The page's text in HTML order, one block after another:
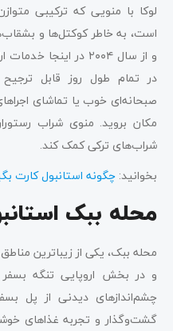
لوکا با منویی که ترکیبی
است، به خاطر کوکتل‌ها و
و از سال ۲۰۰۴ در
در تمام طول روز قابل
صبحانه‌ای خوب یا تماشای
مکان بروید. منوی شراب
شراب‌های ترکی کمک کند.
بخوانید: چگونه استانبول کارت
محله ببک
محله ببک، یکی از زیباترین
و در بخش اروپایی تنگه
چشم‌اندازهای دیدنی از پل
گشت‌وگذار و تجربه غذاهای